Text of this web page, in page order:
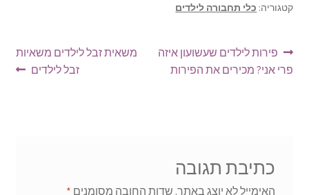
קטגוריה: כלי תחבורה לילדים
ניווט
הפוסט
הקודם:
פירות לילדים שעשועון איזה
פרי אני? מכירים את הפירות
הפוסט
משאית זבל לילדים משאיות
זבל לילדים
כתיבת תגובה
האימייל לא יוצג באתר. שדות החובה מסומנים *